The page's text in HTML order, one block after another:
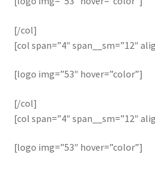
[/col]
[col span=”4″ span__sm=”12″
[logo img=”53″ hover=”color”]
[/col]
[col span=”4″ span__sm=”12″
[logo img=”53″ hover=”color”]